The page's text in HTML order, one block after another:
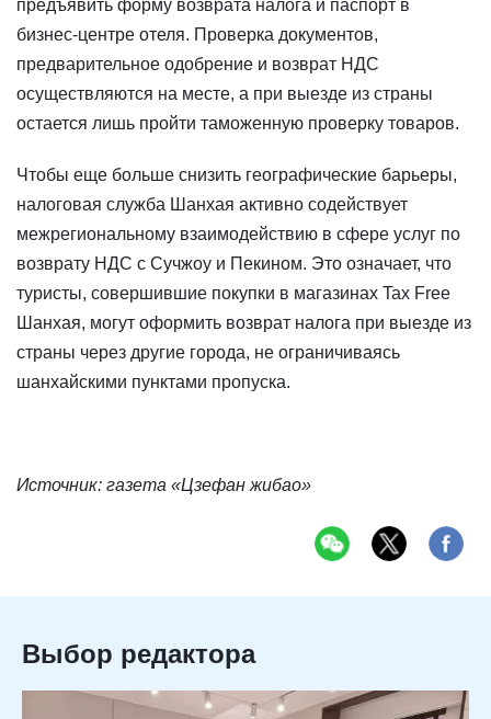
предъявить форму возврата налога и паспорт в
бизнес-центре отеля. Проверка документов,
предварительное одобрение и возврат НДС
осуществляются на месте, а при выезде из страны
остается лишь пройти таможенную проверку товаров.
Чтобы еще больше снизить географические барьеры,
налоговая служба Шанхая активно содействует
межрегиональному взаимодействию в сфере услуг по
возврату НДС с Сучжоу и Пекином. Это означает, что
туристы, совершившие покупки в магазинах Tax Free
Шанхая, могут оформить возврат налога при выезде из
страны через другие города, не ограничиваясь
шанхайскими пунктами пропуска.
Источник: газета «Цзефан жибао»
Выбор редактора